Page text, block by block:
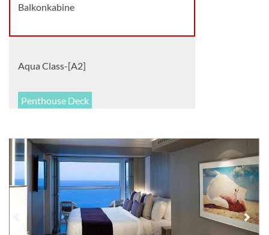
Balkonkabine
Aqua Class-[A2]
Penthouse Deck
Aqua Sky Suite-[AS]
Deck 12